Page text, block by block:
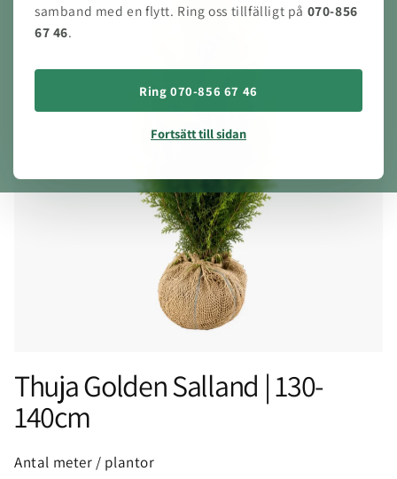
samband med en flytt. Ring oss tillfälligt på 070-856
67 46.
Ring 070-856 67 46
Fortsätt till sidan
Thuja Golden Salland | 130-
140cm
Antal meter / plantor